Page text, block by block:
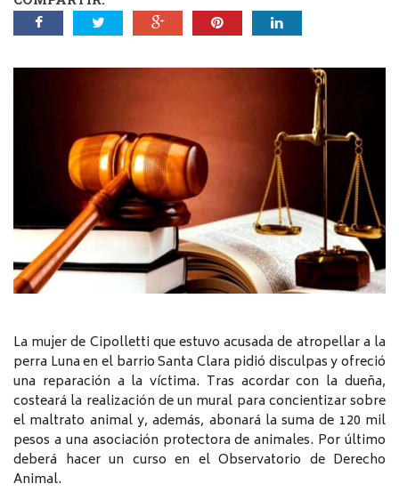
La mujer de Cipolletti que estuvo acusada de atropellar a la
perra Luna en el barrio Santa Clara pidió disculpas y ofreció
una reparación a la víctima. Tras acordar con la dueña,
costeará la realización de un mural para concientizar sobre
el maltrato animal y, además, abonará la suma de 120 mil
pesos a una asociación protectora de animales. Por último
deberá hacer un curso en el Observatorio de Derecho
Animal.